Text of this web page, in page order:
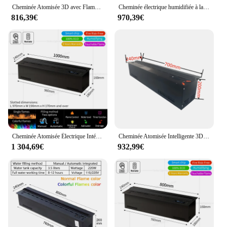
Cheminée Atomisée 3D avec Flamme Colorée, Brumisateur de enquêter Décoratif à 35%, Cheminée Électrique Intérieure Intelligente à Vapeur d'Eau
816,39€
Cheminée électrique humidifiée à la flamme 3D, flamme colorée, réapprovisionnement en eau, atomisation de vapeur, vapeur 3D, 700mm
970,39€
Cheminée Atomisée Électrique Intérieure Intelligente, Vapeur d'Eau 3D, Flamme Colorée 35% TV Décorative, Aucun risque de Brumisateur de enquêter
1 304,69€
Cheminée Atomisée Intelligente 3D, Commande Vocale spatirée avec LED, Flamme Colorée, Décoration de Meuble TV d'Nik
932,99€